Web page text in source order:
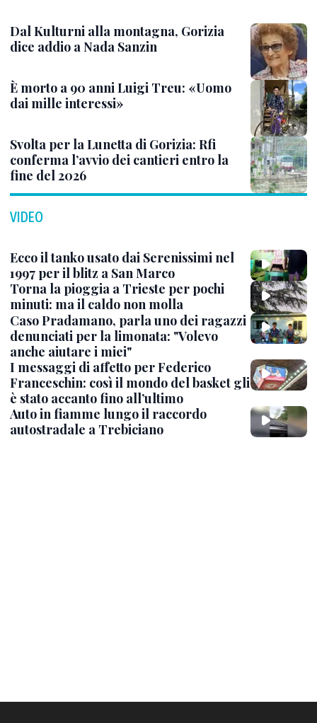
Dal Kulturni alla montagna, Gorizia
dice addio a Nada Sanzin
È morto a 90 anni Luigi Treu: «Uomo
dai mille interessi»
Svolta per la Lunetta di Gorizia: Rfi
conferma l’avvio dei cantieri entro la
fine del 2026
VIDEO
Ecco il tanko usato dai Serenissimi nel
1997 per il blitz a San Marco
Torna la pioggia a Trieste per pochi
minuti: ma il caldo non molla
Caso Pradamano, parla uno dei ragazzi
denunciati per la limonata: "Volevo
anche aiutare i miei"
I messaggi di affetto per Federico
Franceschin: così il mondo del basket gli
è stato accanto fino all’ultimo
Auto in fiamme lungo il raccordo
autostradale a Trebiciano